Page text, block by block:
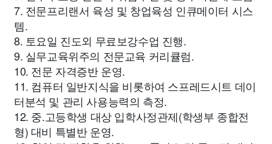
7. 전문프리랜서 육성 및 창업육성 인큐메이터 시스
템.
8. 토요일 진도외 무료보강수업 진행.
9. 실무교육위주의 전문교육 커리큘럼.
10. 전문 자격증반 운영.
11. 컴퓨터 일반지식을 비롯하여 스프레드시트 데이
터분석 및 관리 사용능력의 측정.
12. 중.고등학생 대상 입학사정관제(학생부 종합전
형) 대비 특별반 운영.